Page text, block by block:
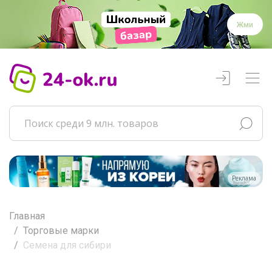
Жми
Реклама
Главная
Торговые марки
Семена для сибири